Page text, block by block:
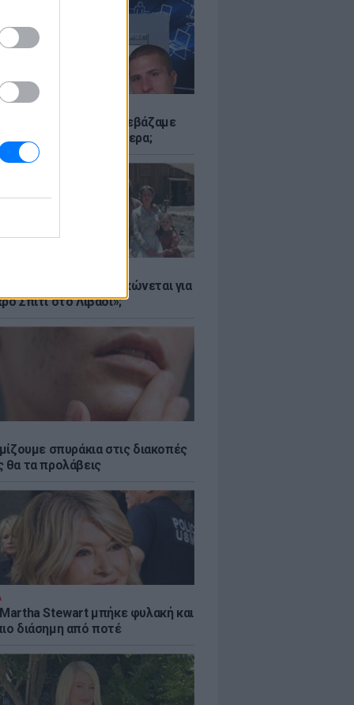
το Napster που κατεβάζαμε
- Πού βρίσκονται σήμερα;
Γιατί η Αμερική τσακώνεται για
Σπίτι στο Λιβάδι»;
σπυράκια στις διακοπές
θα τα προλάβεις
Stewart μπήκε φυλακή και
διάσημη από ποτέ